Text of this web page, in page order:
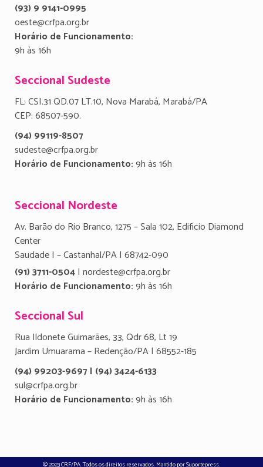
(93) 9 9141-0995
oeste@crfpa.org.br
Horário de Funcionamento:
9h às 16h
Seccional Sudeste
FL: CSI.31 QD.07 LT.10, Nova Marabá, Marabá/PA
CEP: 68507-590.
(94) 99119-8507
sudeste@crfpa.org.br
Horário de Funcionamento:9h às 16h
Seccional Nordeste
Av. Barão do Rio Branco, 1275 – Sala 102, Edifício Diamond
Center
Saudade I – Castanhal/PA | 68742-090
(91) 3711-0504| nordeste@crfpa.org.br
Horário de Funcionamento:9h às 16h
Seccional Sul
Rua Ildonete Guimarães, 33, Qdr 68, Lt 19
Jardim Umuarama – Redenção/PA | 68552-185
(94) 99203-9697 | (94) 3424-6133
sul@crfpa.org.br
Horário de Funcionamento:9h às 16h
© 2023 CRF/PA. Todos os direitos reservados. Mantido porSuportepress.